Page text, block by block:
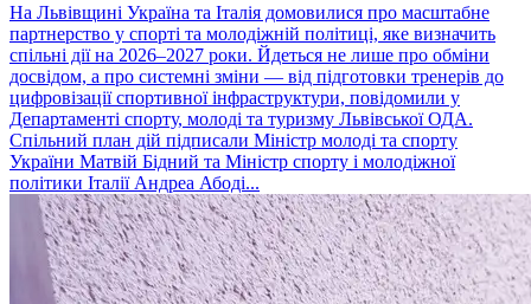
На Львівщині Україна та Італія домовилися про масштабне
партнерство у спорті та молодіжній політиці, яке визначить
спільні дії на 2026–2027 роки. Йдеться не лише про обміни
досвідом, а про системні зміни — від підготовки тренерів до
цифровізації спортивної інфраструктури, повідомили у
Департаменті спорту, молоді та туризму Львівської ОДА.
Спільний план дій підписали Міністр молоді та спорту
України Матвій Бідний та Міністр спорту і молодіжної
політики Італії Андреа Абоді...